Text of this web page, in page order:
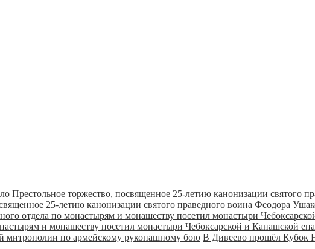
25-летию канонизации святого праведного воина Феодора
и монашеству посетил монастыри Чебоксарской и Канашской
В Дивеево прошёл Кубок